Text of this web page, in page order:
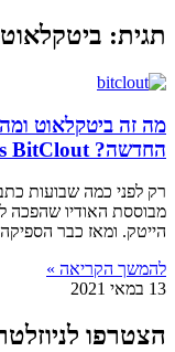
תגית: ביטקלאוט
מה זה ביטקלאוט
החדשה? What Is BitClout
רק לפני כמה שבועות
מבוססת האודיו שהפכה
הייטק. ומאז כבר
להמשך הקריאה »
13 במאי 2021
הצטרפו